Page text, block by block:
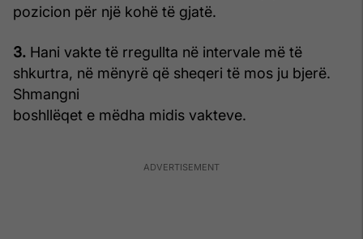
pozicion për një kohë të gjatë.
3. Hani vakte të rregullta në intervale më të
shkurtra, në mënyrë që sheqeri të mos ju bjerë.
Shmangni
boshllëqet e mëdha midis vakteve.